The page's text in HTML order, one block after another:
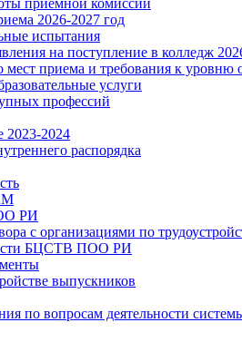
приёмной комиссии
2026-2027 год
испытания
на поступление в колледж
мест приема и требования к уровню
услуги
профессий
2023-2024
распорядка
РИ
с организациями по
БЦСТВ ПОО РИ
выпускников
по вопросам деятельности